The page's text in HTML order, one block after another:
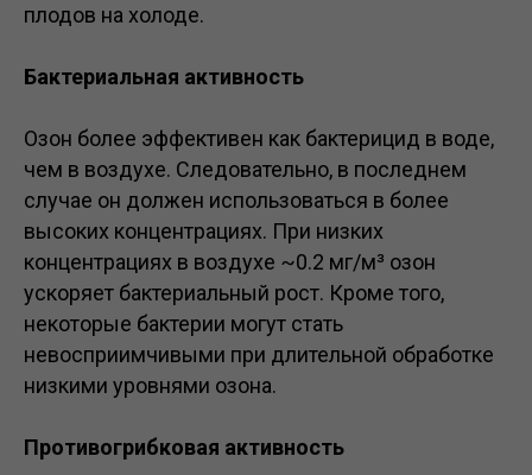
плодов на холоде.
Бактериальная активность
Озон более эффективен как бактерицид в воде,
чем в воздухе. Следовательно, в последнем
случае он должен использоваться в более
высоких концентрациях. При низких
концентрациях в воздухе ~0.2 мг/м³ озон
ускоряет бактериальный рост. Кроме того,
некоторые бактерии могут стать
невосприимчивыми при длительной обработке
низкими уровнями озона.
Противогрибковая активность